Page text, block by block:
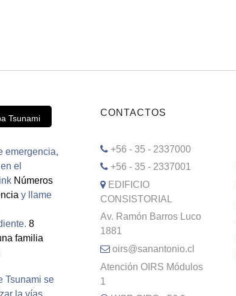
Tsunami
emergencia,
el
Números
y llame
8
familia
Tsunami se
la vías
CONTACTOS
+56 - 35 - 2337000
+56 - 35 - 2337001
EDIFICIO
CONSISTORIAL
Av. Ramón Barros Luco
1881
oirs@sanantonio.cl
Atención OIRS Módulos
1